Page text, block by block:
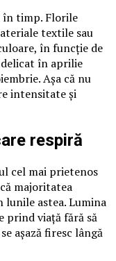
în timp. Florile
textile sau
în funcție de
în aprilie
Așa că nu
intensitate și
respiră
cel mai prietenos
majoritatea
lunile astea. Lumina
prind viață fără să
așază firesc lângă